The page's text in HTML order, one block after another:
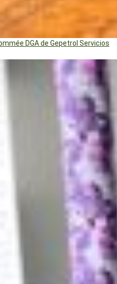
DGA de Gepetrol Servicios